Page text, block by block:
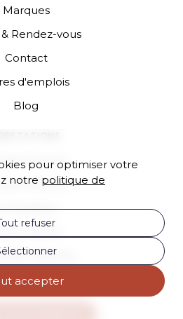
pour optimiser votre
notre politique de
refuser
accepter
Marques
& Rendez-vous
Contact
d'emplois
Blog
Homme
Femme
Racines
Brushing